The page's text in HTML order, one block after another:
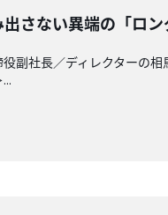
さない異端の「ロン
副社長／ディレクターの